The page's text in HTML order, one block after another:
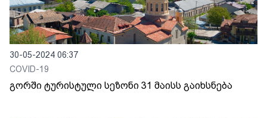
30-05-2024 06:37
COVID-19
გორში ტურისტული სეზონი 31 მაისს გაიხსნება